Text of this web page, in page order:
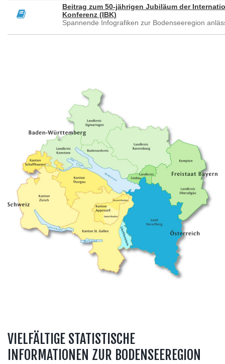
Beitrag zum 50-jährigen Jubiläum der
Konferenz (IBK)
Spannende Infografiken zur Bodenseeregion
VIELFÄLTIGE STATISTISCHE
INFORMATIONEN ZUR BODENSEEREGION